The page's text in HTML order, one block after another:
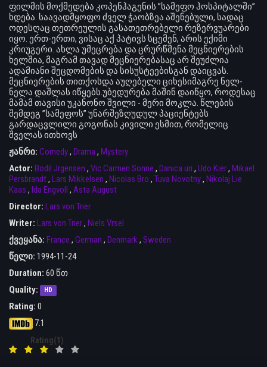
ფილმის მოქმედება კოპენჰაგენის ”სამეფო ჰოსპიტალში”
ხდება. საავადმყოფო ძველ ჭაობზეა აშენებული, სადაც
ოდესღაც თეთრეულის გასათეთრებელი რეზერვუარები
იყო. ერთ-ერთი, ვისაც აქ პატივს სცემენ, არის ექიმი
კრიუგერი. ახლა უმეცრება და ცრურწმენა მეცნიერების
ხელშია, მაგრამ თავად მეცნიერებასაც არ შეუძლია
ადამიანი შეცდომების და სისუსტეებისგან დაიცვას.
მეცნიერების თითქოსდა აუღებელი ციხესიმაგრე ნელ-
ნელა დაშლას იწყებს.უბედურება მაშინ დაიწყო, როდესაც
მამამ თავისი უკანონო შვილი - მერი მოკლა. წლების
შემდეგ ”სამეფოს” უნარშეზღუდულ პაციენტებს
გარდაცვლილი გოგონას კივილი ესმით, რომელიც
შველას ითხოვს
ჟანრი: Comedy, Drama, Mystery
Actor: Bodil Jrgensen , Vic Carmen Sonne , Danica uri , Udo Kier, Mikael
Persbrandt, Lars Mikkelsen , Nicolas Bro , Tuva Novotny, Nikolaj Lie
Kaas , Ida Engvoll , Asta August
Director: Lars von Trier
Writer: Lars von Trier, Niels Vrsel
ქვეყანა: France , German , Denmark , Sweden
წელი: 1994-11-24
Duration: 60 წთ
Quality:
HD
Rating: 0
7.1
Rating(1)